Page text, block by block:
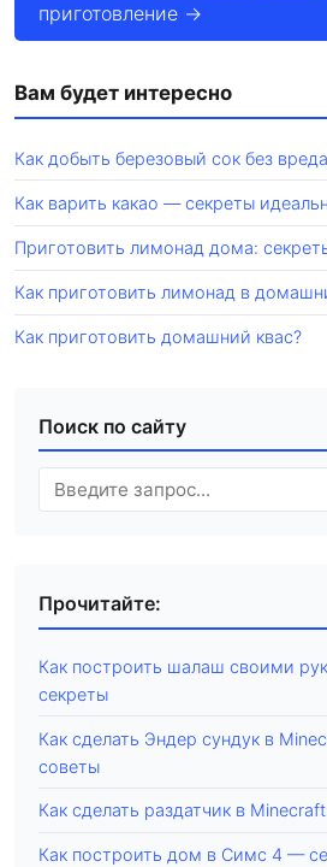
приготовление →
Вам будет интересно
Как добыть березовый сок без
Как варить какао — секреты
Приготовить лимонад дома:
Как приготовить лимонад в
Как приготовить домашний квас?
Поиск по сайту
Прочитайте:
Как построить шалаш своими
секреты
Как сделать Эндер сундук в
советы
Как сделать раздатчик в
Как построить дом в Симс 4 —